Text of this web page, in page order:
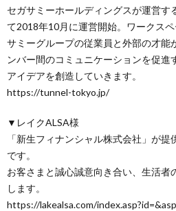
セガサミーホールディングスが運営す
て2018年10月に運営開始。ワークス
サミーグループの従業員と外部の才能
ンバー間のコミュニケーションを促進
アイデアを創造していきます。
https://tunnel-tokyo.jp/
▼レイクALSA様
「新生フィナンシャル株式会社」が
です。
お客さまと誠心誠意向き合い、生活者
します。
https://lakealsa.com/